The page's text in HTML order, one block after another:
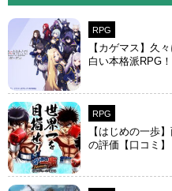
RPG
【カゲマス】久
白い本格派RPG！
RPG
【はじめの一歩
の評価【口コミ】